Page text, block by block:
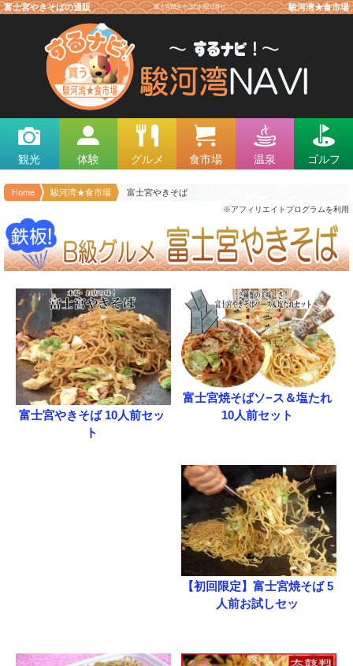
富士宮やきそばの通販 駿河湾★食市場
富士宮焼きそばのお取り寄せ
観光 体験 グルメ 食市場 温泉 ゴルフ
Home 駿河湾★食市場 富士宮やきそば
※アフィリエイトプログラムを利用
富士宮やきそば 10人前セッ
ト
富士宮焼そばソ−ス＆塩たれ
10人前セット
【初回限定】富士宮焼そば 5
人前お試しセッ